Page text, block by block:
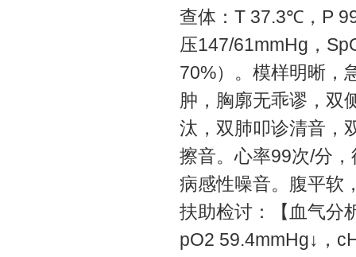
查体：T 37.3℃，P
压147/61mmHg，
70%）。模样明晰，
肿，胸廓无乖谬，双
汰，双肺叩诊清音，
擦音。心率99次/分
病感性噪音。腹平软
扶助检讨：【血气分
pO2 59.4mmHg↓，